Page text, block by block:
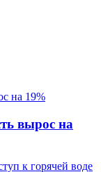
вырос на